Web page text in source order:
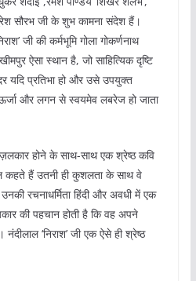
सौरभ जी के शुभ कामना संदेश हैं।
जी की कर्मभूमि गोला गोकर्णनाथ
ऐसा स्थान है, जो साहित्यिक दृष्टि
यदि प्रतिभा हो और उसे उपयुक्त
ऊर्जा और लगन से स्वयमेव लबरेज हो जाता
होने के साथ-साथ एक श्रेष्ठ कवि
कहते हैं उतनी ही कुशलता के साथ वे
रचनाधर्मिता हिंदी और अवधी में एक
की पहचान होती है कि वह अपने
‘निराश’ जी एक ऐसे ही श्रेष्ठ